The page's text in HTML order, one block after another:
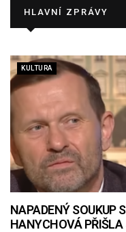
HLAVNÍ ZPRÁVY
KULTURA
NAPADENÝ SOUKUP
HANYCHOVÁ PŘIŠLA